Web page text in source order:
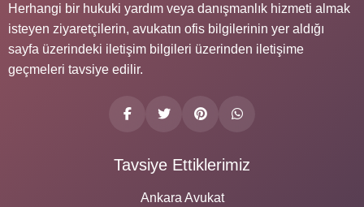
Herhangi bir hukuki yardım veya danışmanlık hizmeti almak
isteyen ziyaretçilerin, avukatın ofis bilgilerinin yer aldığı
sayfa üzerindeki iletişim bilgileri üzerinden iletişime
geçmeleri tavsiye edilir.
Tavsiye Ettiklerimiz
Ankara Avukat